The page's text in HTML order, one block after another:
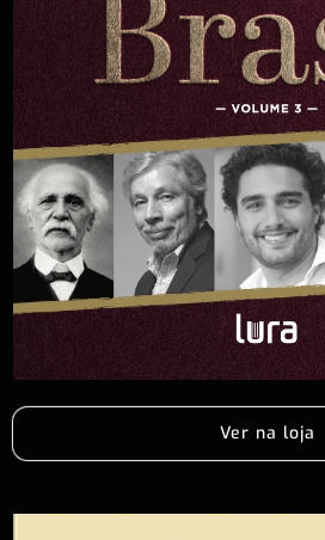
Ver na loja